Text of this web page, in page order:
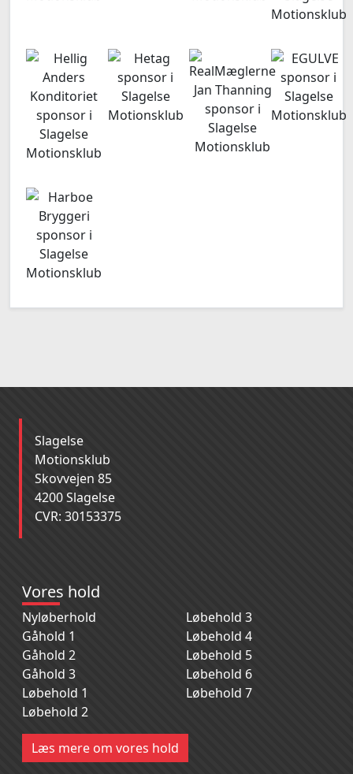
Vores hold
Nyløberhold
Gåhold 1
Gåhold 2
Gåhold 3
Løbehold 1
Løbehold 2
Løbehold 3
Løbehold 4
Løbehold 5
Løbehold 6
Løbehold 7
Læs mere om vores hold
Slagelse
Motionsklub
Skovvejen 85
4200 Slagelse
CVR: 30153375